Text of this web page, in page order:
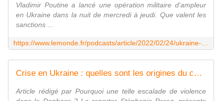
Vladimir Poutine a lancé une opération militaire d'ampleur
en Ukraine dans la nuit de mercredi à jeudi. Que valent les
sanctions ...
Crise en Ukraine : quelles sont les origines du conflit ?
Article rédigé par Pourquoi une telle escalade de violence